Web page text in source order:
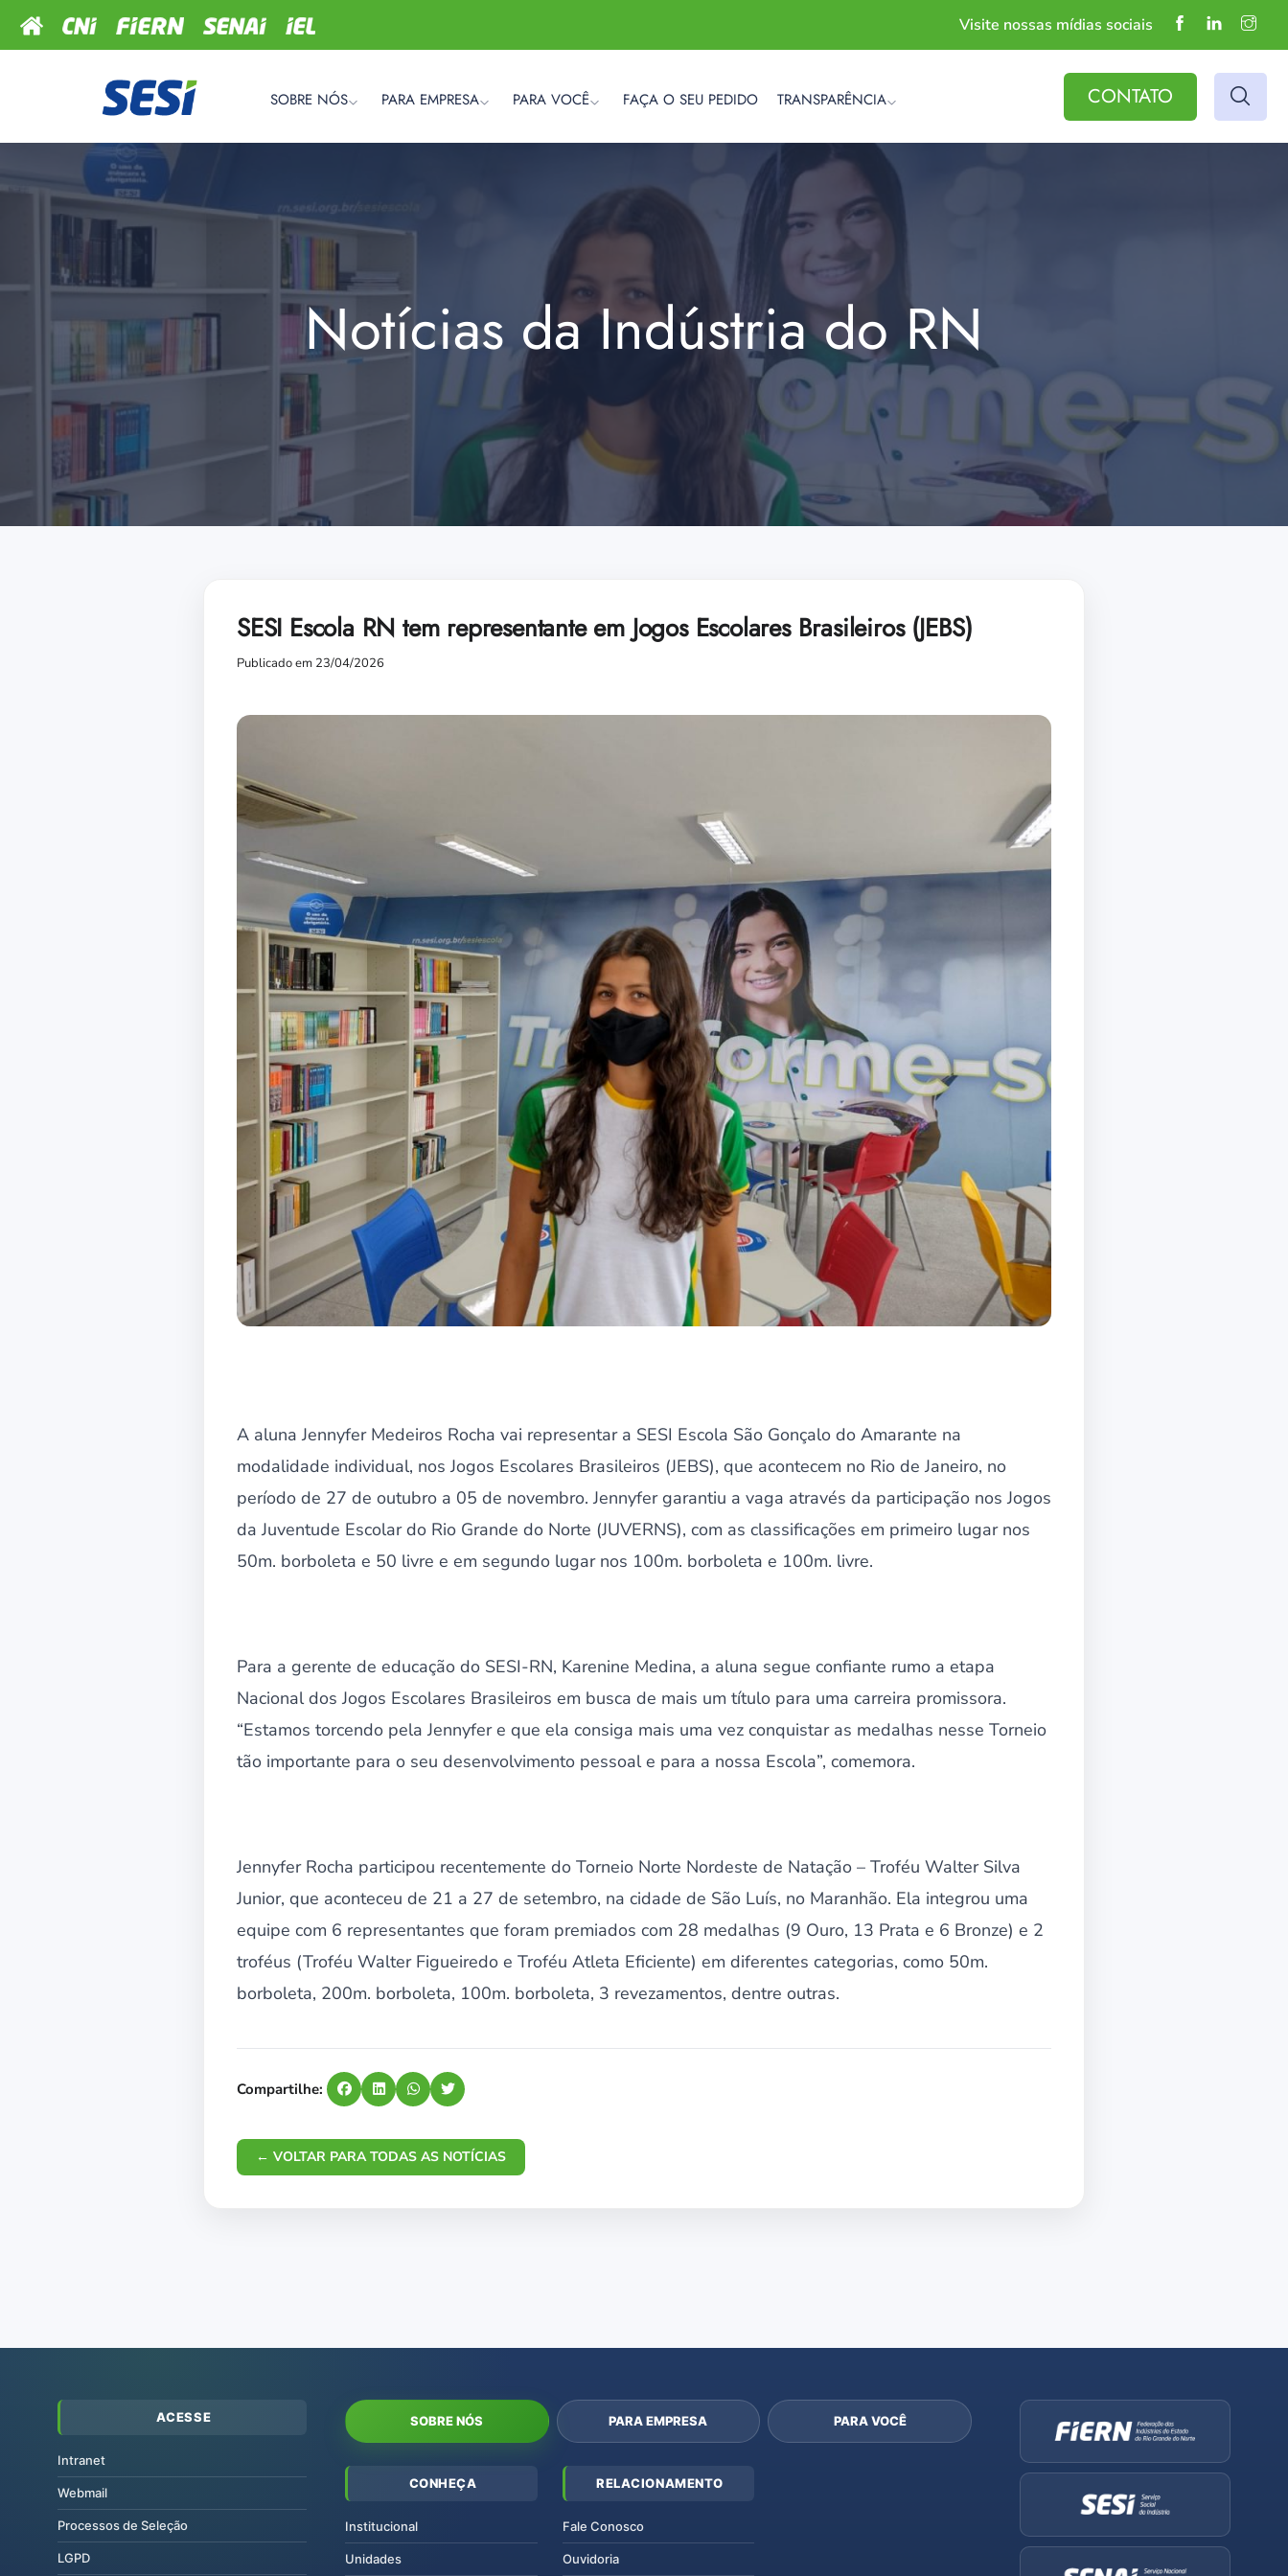
Visite nossas mídias sociais
SOBRE NÓS PARA EMPRESA PARA VOCÊ FAÇA O SEU PEDIDO TRANSPARÊNCIA CONTATO
Notícias da Indústria do RN
SESI Escola RN tem representante em Jogos Escolares Brasileiros (JEBS)
Publicado em 23/04/2026
A aluna Jennyfer Medeiros Rocha vai representar a SESI Escola São Gonçalo do Amarante na
modalidade individual, nos Jogos Escolares Brasileiros (JEBS), que acontecem no Rio de Janeiro, no
período de 27 de outubro a 05 de novembro. Jennyfer garantiu a vaga através da participação nos Jogos
da Juventude Escolar do Rio Grande do Norte (JUVERNS), com as classificações em primeiro lugar nos
50m. borboleta e 50 livre e em segundo lugar nos 100m. borboleta e 100m. livre.
Para a gerente de educação do SESI-RN, Karenine Medina, a aluna segue confiante rumo a etapa
Nacional dos Jogos Escolares Brasileiros em busca de mais um título para uma carreira promissora.
“Estamos torcendo pela Jennyfer e que ela consiga mais uma vez conquistar as medalhas nesse Torneio
tão importante para o seu desenvolvimento pessoal e para a nossa Escola”, comemora.
Jennyfer Rocha participou recentemente do Torneio Norte Nordeste de Natação – Troféu Walter Silva
Junior, que aconteceu de 21 a 27 de setembro, na cidade de São Luís, no Maranhão. Ela integrou uma
equipe com 6 representantes que foram premiados com 28 medalhas (9 Ouro, 13 Prata e 6 Bronze) e 2
troféus (Troféu Walter Figueiredo e Troféu Atleta Eficiente) em diferentes categorias, como 50m.
borboleta, 200m. borboleta, 100m. borboleta, 3 revezamentos, dentre outras.
Compartilhe:
← VOLTAR PARA TODAS AS NOTÍCIAS
ACESSE
Intranet
Webmail
Processos de Seleção
LGPD
SOBRE NÓS PARA EMPRESA PARA VOCÊ
CONHEÇA
Institucional
Unidades
RELACIONAMENTO
Fale Conosco
Ouvidoria